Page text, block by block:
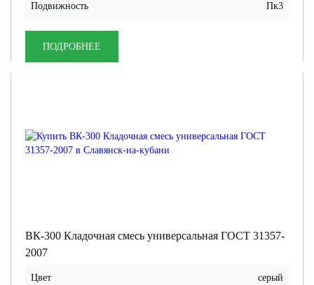
Подвижность Пк3
ПОДРОБНЕЕ
ВК-300 Кладочная смесь универсальная ГОСТ 31357-
2007
Цвет серый